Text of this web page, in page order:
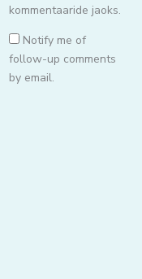
kommentaaride jaoks.
Notify me of
follow-up comments
by email.